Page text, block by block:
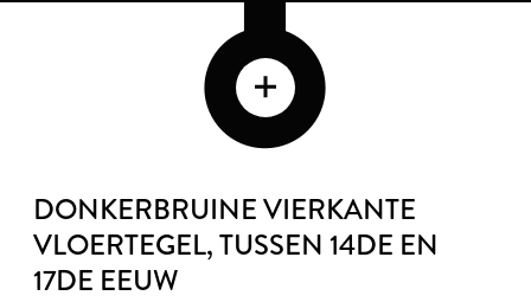
DONKERBRUINE VIERKANTE
VLOERTEGEL, TUSSEN 14DE EN
17DE EEUW